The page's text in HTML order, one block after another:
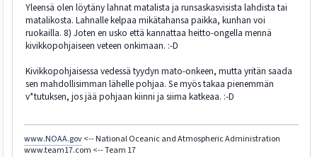
Yleensä olen löytäny lahnat matalista ja runsaskasvisista lahdista tai
matalikosta. Lahnalle kelpaa mikätahansa paikka, kunhan voi
ruokailla. 8) Joten en usko että kannattaa heitto-ongella mennä
kivikkopohjaiseen veteen onkimaan. :-D
Kivikkopohjaisessa vedessä tyydyn mato-onkeen, mutta yritän saada
sen mahdollisimman lähelle pohjaa. Se myös takaa pienemmän
v*tutuksen, jos jää pohjaan kiinni ja siima katkeaa. :-D
www.NOAA.gov<-- National Oceanic and Atmospheric Administration
www.team17.com <-- Team 17